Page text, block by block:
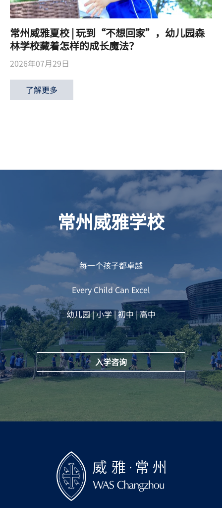
常州威雅夏校 | 玩到“不想回家”，幼儿园森
林学校藏着怎样的成长魔法？
2026年07月29日
了解更多
常州威雅学校
每一个孩子都卓越
Every Child Can Excel
幼儿园 | 小学 | 初中 | 高中
入学咨询